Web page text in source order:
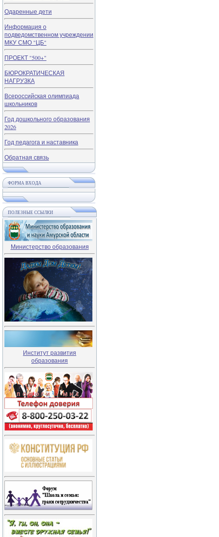
Одаренные дети
Информация о
подведомственном учреждении
МКУ СМО "ЦБ"
ПРОЕКТ "500+"
БЮРОКРАТИЧЕСКАЯ
НАГРУЗКА
Всероссийская олимпиада
школьников
Год дошкольного образования
2026
Год педагога и наставника
Обратная связь
ФОРМА ВХОДА
ПОЛЕЗНЫЕ ССЫЛКИ
Министерство образования
Институт развития
образования